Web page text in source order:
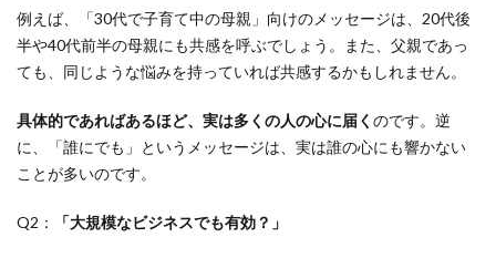
例えば、「30代で子育て中の母親」向けのメッセージは、20代後
半や40代前半の母親にも共感を呼ぶでしょう。また、父親であっ
ても、同じような悩みを持っていれば共感するかもしれません。
具体的であればあるほど、実は多くの人の心に届く のです。逆
に、「誰にでも」というメッセージは、実は誰の心にも響かない
ことが多いのです。
Q2： 「大規模なビジネスでも有効？」